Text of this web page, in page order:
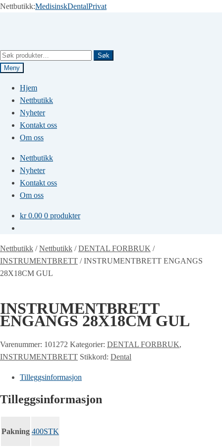
Nettbutikk:MedisinskDentalPrivat
Søk
etter:
Søk
Meny
Hjem
Nettbutikk
Nyheter
Kontakt oss
Om oss
Nettbutikk
Nyheter
Kontakt oss
Om oss
kr0.00 0 produkter
Nettbutikk /Nettbutikk /DENTAL FORBRUK /
INSTRUMENTBRETT /INSTRUMENTBRETT ENGANGS
28X18CM GUL
INSTRUMENTBRETT
ENGANGS 28X18CM GUL
Varenummer: 101272 Kategorier: DENTAL FORBRUK,
INSTRUMENTBRETT Stikkord: Dental
Tilleggsinformasjon
Tilleggsinformasjon
Pakning 400STK